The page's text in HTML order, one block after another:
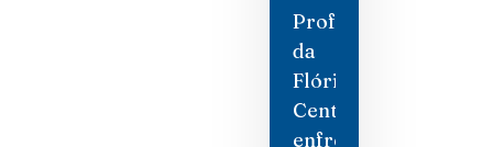
Professores
da
Flórida
Central
enfrentam